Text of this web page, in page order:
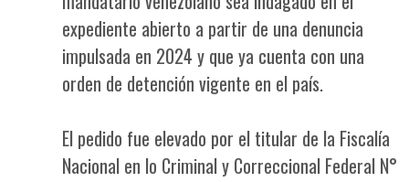
expediente abierto a partir de una denuncia
impulsada en 2024 y que ya cuenta con una
orden de detención vigente en el país.
El pedido fue elevado por el titular de la Fiscalía
Nacional en lo Criminal y Correccional Federal N°